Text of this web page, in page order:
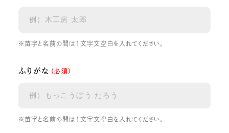
※苗字と名前の間は1文字文空白を入れてください。
ふりがな （必須）
※苗字と名前の間は1文字文空白を入れてください。